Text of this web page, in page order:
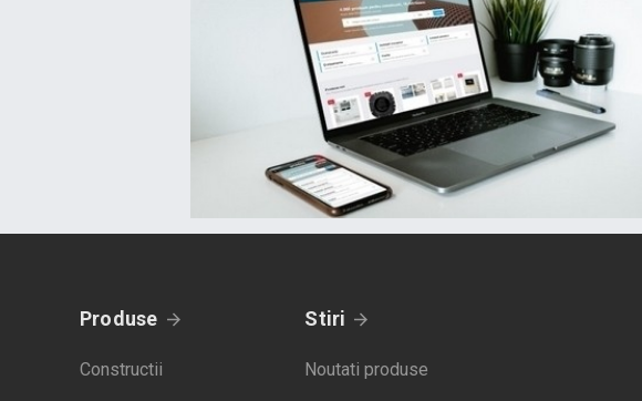
Produse
Constructii
Stiri
Noutati produse